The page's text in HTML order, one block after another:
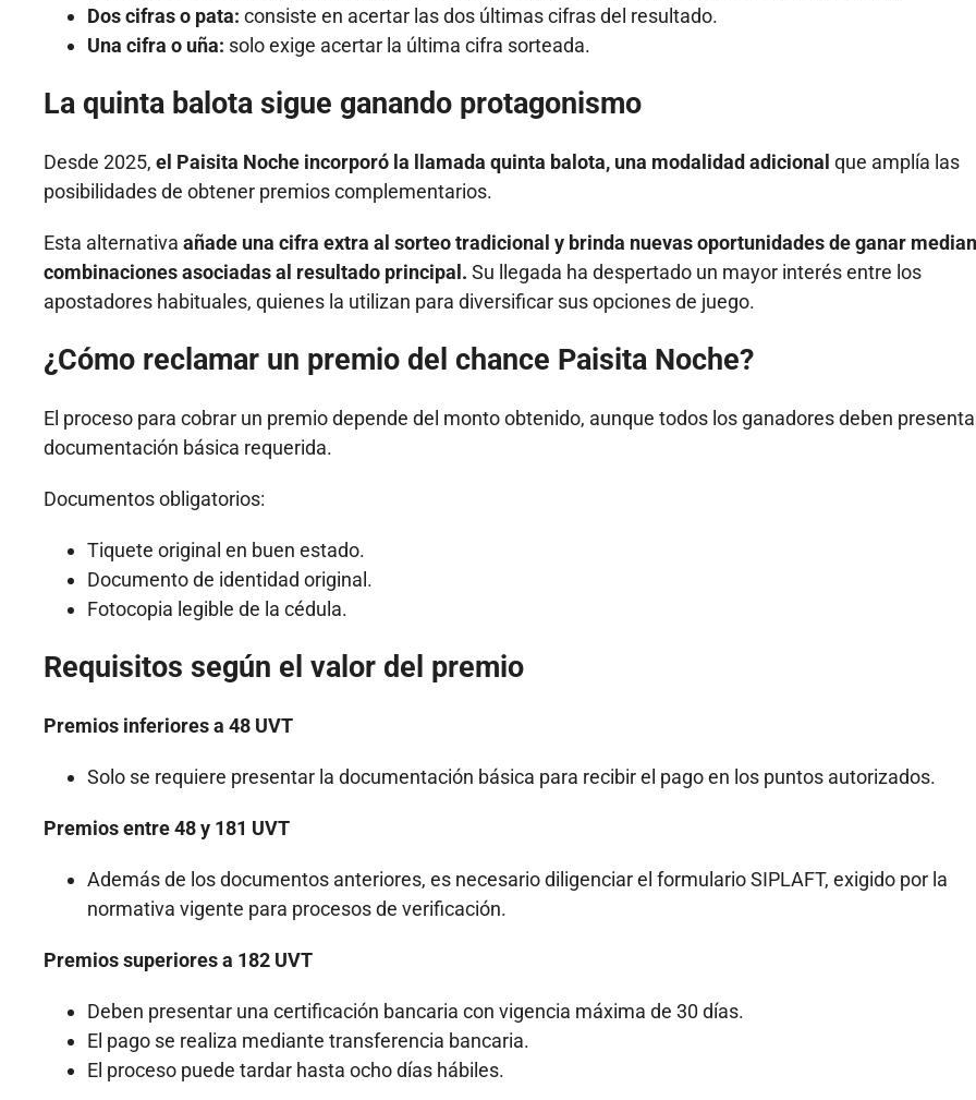
Dos cifras o pata: consiste en acertar las dos últimas cifras del resultado.
Una cifra o uña: solo exige acertar la última cifra sorteada.
La quinta balota sigue ganando protagonismo
Desde 2025, el Paisita Noche incorporó la llamada quinta balota, una modalidad adicional que amplía las
posibilidades de obtener premios complementarios.
Esta alternativa añade una cifra extra al sorteo tradicional y brinda nuevas oportunidades de ganar
combinaciones asociadas al resultado principal. Su llegada ha despertado un mayor interés entre los
apostadores habituales, quienes la utilizan para diversificar sus opciones de juego.
¿Cómo reclamar un premio del chance Paisita Noche?
El proceso para cobrar un premio depende del monto obtenido, aunque todos los ganadores deben
documentación básica requerida.
Documentos obligatorios:
Tiquete original en buen estado.
Documento de identidad original.
Fotocopia legible de la cédula.
Requisitos según el valor del premio
Premios inferiores a 48 UVT
Solo se requiere presentar la documentación básica para recibir el pago en los puntos autorizados.
Premios entre 48 y 181 UVT
Además de los documentos anteriores, es necesario diligenciar el formulario SIPLAFT, exigido por la
normativa vigente para procesos de verificación.
Premios superiores a 182 UVT
Deben presentar una certificación bancaria con vigencia máxima de 30 días.
El pago se realiza mediante transferencia bancaria.
El proceso puede tardar hasta ocho días hábiles.